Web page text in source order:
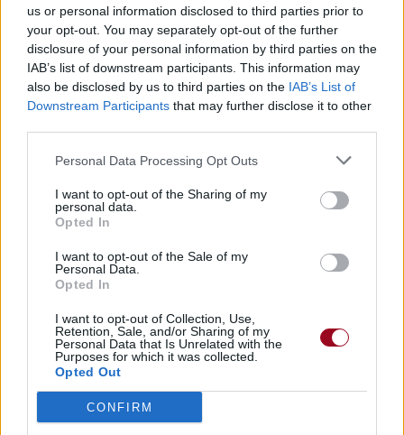
us or personal information disclosed to third parties prior to
your opt-out. You may separately opt-out of the further
disclosure of your personal information by third parties on the
IAB’s list of downstream participants. This information may
also be disclosed by us to third parties on the IAB’s List of
Downstream Participants that may further disclose it to other
Personal Data Processing Opt Outs
I want to opt-out of the Sharing of my
personal data.
Opted In
I want to opt-out of the Sale of my
Personal Data.
Opted In
I want to opt-out of Collection, Use,
Retention, Sale, and/or Sharing of my
Personal Data that Is Unrelated with the
Purposes for which it was collected.
Opted Out
CONFIRM
⇑
Paroles + Traduction Téléchargement
Vidéos
Commentaires
Voir la vidéo de «Kiss Me
Goodbye»
Concert/Live Chanson sans vidéo
Paroles + Traduction Téléchargement
Vidéos
Commentaires